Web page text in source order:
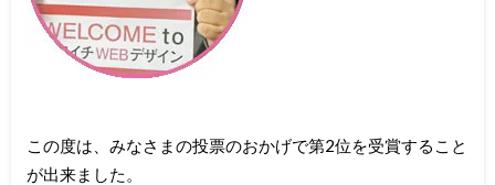
この度は、みなさまの投票のおかげで第2位を受賞すること
が出来ました。